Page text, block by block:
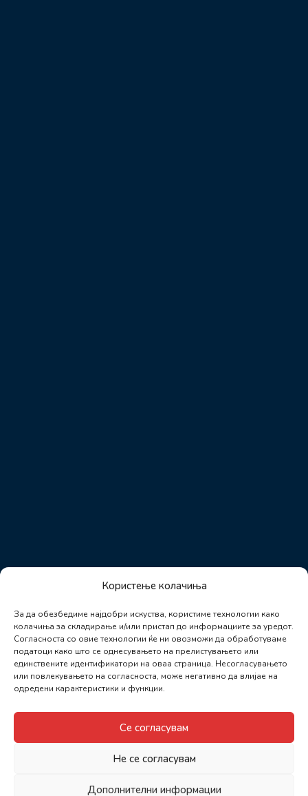
Користење колачиња
За да обезбедиме најдобри искуства, користиме технологии како
колачиња за складирање и/или пристап до информациите за уредот.
Согласноста со овие технологии ќе ни овозможи да обработуваме
податоци како што се однесувањето на прелистувањето или
единствените идентификатори на оваа страница. Несогласувањето
или повлекувањето на согласноста, може негативно да влијае на
одредени карактеристики и функции.
Се согласувам
Не се согласувам
Дополнителни информации